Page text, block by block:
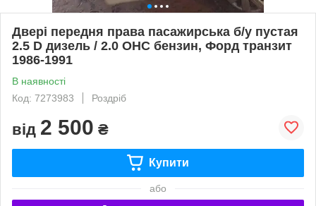
Двері передня права пасажирська б/у пустая
2.5 D дизель / 2.0 OHC бензин, Форд транзит
1986-1991
В наявності
Код: 7273983
Роздріб
від 2 500 ₴
Купити
або